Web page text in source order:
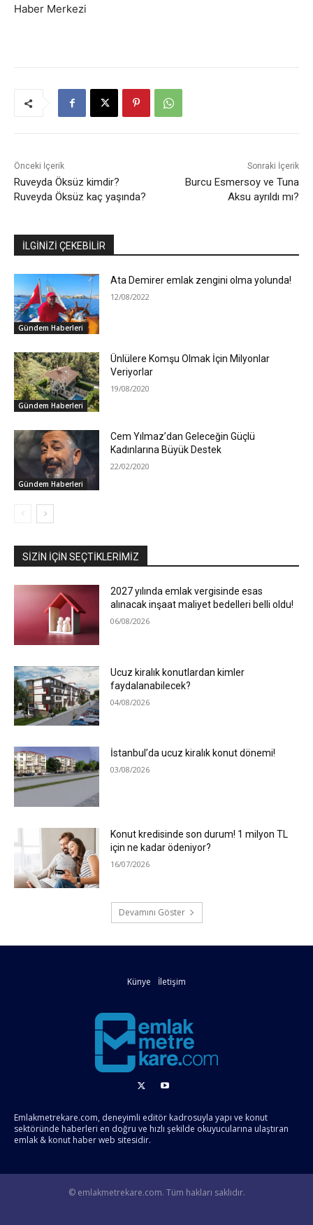
Haber Merkezi
Önceki İçerik
Ruveyda Öksüz kimdir?
Ruveyda Öksüz kaç yaşında?
Sonraki İçerik
Burcu Esmersoy ve Tuna
Aksu ayrıldı mı?
İLGİNİZİ ÇEKEBİLİR
Gündem Haberleri
Ata Demirer emlak zengini olma yolunda!
12/08/2022
Gündem Haberleri
Ünlülere Komşu Olmak İçin Milyonlar
Veriyorlar
19/08/2020
Gündem Haberleri
Cem Yılmaz’dan Geleceğin Güçlü
Kadınlarına Büyük Destek
22/02/2020
SIZIN İÇIN SEÇTIKLERIMIZ
2027 yılında emlak vergisinde esas
alınacak inşaat maliyet bedelleri belli oldu!
06/08/2026
Ucuz kiralık konutlardan kimler
faydalanabilecek?
04/08/2026
İstanbul’da ucuz kiralık konut dönemi!
03/08/2026
Konut kredisinde son durum! 1 milyon TL
için ne kadar ödeniyor?
16/07/2026
Devamını Göster
Künye İletişim
Emlakmetrekare.com, deneyimli editör kadrosuyla yapı ve konut
sektöründe haberleri en doğru ve hızlı şekilde okuyucularına ulaştıran
emlak & konut haber web sitesidir.
© emlakmetrekare.com. Tüm hakları saklıdır.